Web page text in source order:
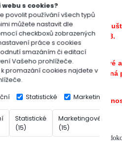
s cookies?
povolit používání všech typů
můžete nastavit dle
checkboxů zobrazených
práce s cookies
smazáním či editací
Vašeho prohlížeče.
promazání cookies najdete v
Statistické Marketingové
Statistické
(15)
Marketingové
(15)
je již tady a objednávky jsou
z naší pobočky dne 13.8.
vždy maximálně čerstvé
podléhající rychlé zkáze, je nutná
v závislosti na aktuálních
způsob, jakým docílit rychle a